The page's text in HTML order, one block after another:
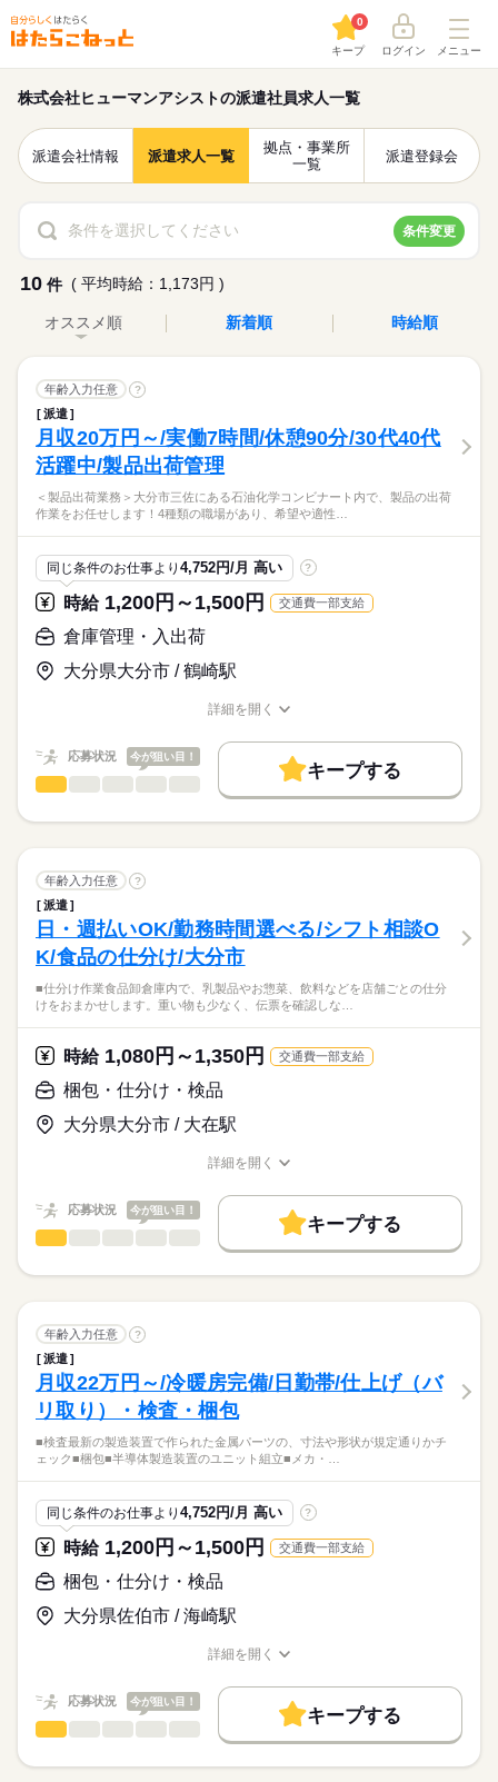
キープ
0
ログイン メニュー
株式会社ヒューマンアシストの派遣社員求人一覧
派遣会社情報 派遣求人一覧
拠点・事業所
一覧
派遣登録会
条件を選択してください 条件変更
10 件 ( 平均時給：1,173円 )
オススメ順 新着順 時給順
年齢入力任意 ?
派遣
月収20万円～/実働7時間/休憩90分/30代40代
活躍中/製品出荷管理
＜製品出荷業務＞大分市三佐にある石油化学コンビナート内で、製品の出荷
作業をお任せします！4種類の職場があり、希望や適性…
同じ条件のお仕事より 4,752円/月 高い ?
時給1,200円～1,500円 交通費一部支給
倉庫管理・入出荷
大分県大分市 / 鶴崎駅
男女の割合 男性
仕事の仕方 ひとりで みんなで
職場の様子
業界 その他
任せします！資格取得支援制度もあるから、入社後にフォーク
リフト免許を無料で取得することも可能♪
お仕事の特徴
50代活躍
正社員登用
募集条件
大量募集
交通費 即日スタート 主婦・主夫
10時～出社
週4日
働き方・環境
ブランクOK
産休・育休
資格支援
制服あり 日払い 週払い
禁煙・分煙
車OK
寮・社宅 ルーティン
続きを読む
製品の出荷作業をお任せします！
4種類の職場があり、
希望や適性に合わせた部署で勤務が可能です。
【具体的には…】
■出荷準備
■立体倉庫の製品を
■製品の保管や管理
＜フォークリフトオペレーター業務＞
フォークリフト資格と実務経験のある方には、
オペレーター業務もお任せします。
■稼ぎたい方には3交替勤務を用意
■日勤のみの部署も選択可能
応募資格
＜必須＞
■22：00～翌05：00は18歳未満不可
＜あれば尚可＞
■フォークリフト免許
■玉掛け免許
＜歓迎＞
＜活躍中＞
■10代～50代の男性スタッフ
給与 時給
【2年目～1年間】
時給1,250円
時給1,300円
■残業/深夜手当
■昇給：年1回
■日払い/週払い制度
※規定あり
■研修制度
・班体制でのOJT：1年間程度
…経験ある方も未経験の方も
安心のサポートでお待ちしています♪
※期間中、待遇に変動なし
■3交替制／入社1年6ヵ月の場合
月収273,000円
※残業/深夜手当を含む
■上限：13,000円/月
続きを読む
長期
08：00～16：30
■実働：7時間
■休憩：90分
・前半：15分
・中休み：60分
・後半：15分
※日勤のみの部署あり
休日・休暇 土曜 日曜 祝日
■シフト制
■月7日～8日
■指定休日
■有給休暇
応募する
詳細を開く
応募状況 今が狙い目！
キープする
年齢入力任意 ?
派遣
日・週払いOK/勤務時間選べる/シフト相談O
K/食品の仕分け/大分市
■仕分け作業食品卸倉庫内で、乳製品やお惣菜、飲料などを店舗ごとの仕分
けをおまかせします。重い物も少なく、伝票を確認しな…
時給1,080円～1,350円 交通費一部支給
梱包・仕分け・検品
大分県大分市 / 大在駅
男女の割合 男性
仕事の仕方 ひとりで みんなで
職場の様子
業界 その他
機会にヒューマンアシストで安心・快適にお仕事始めてみませ
んか♪
お仕事の特徴
基本特徴
募集条件
大量募集
即日スタート
主婦・主夫
続きを読む
梱包・仕分け・検品
乳製品やお惣菜、飲料などを
店舗ごとの仕分けをおまかせします。
重い物も少なく、
伝票を確認しながら
どなたでも始めやすい環境です。
倉庫作業が初めての方でも
スムーズに対応できます。
入社後は作業手順を丁寧にお教えします。
わからないことは
すぐに相談できますよ♪
コツコツ作業が好きな方にピッタリ
コミュニケーションが苦手な方も安心！
家庭の事情で昼間から
夜勤にシフトチェンジした方も活躍中。
応募資格
【応募資格】
■経験不問
■18歳以上（省令2号／深夜帯あり）
WワークOK
未経験者歓迎
●勤務時間をライフスタイルに合わせて
選べる職場をお探しの方
●20代、30代、40代、中高年活躍中
●寮完備でUターン、Iターンにおススメ
給与 時給
■日払い・週払いOK（規定あり）
…22：00～翌05：00の間
■給与
詳細を開く
応募状況 今が狙い目！
キープする
年齢入力任意 ?
派遣
月収22万円～/冷暖房完備/日勤帯/仕上げ（バ
リ取り）・検査・梱包
■検査最新の製造装置で作られた金属パーツの、寸法や形状が規定通りかチ
ェック■梱包■半導体製造装置のユニット組立■メカ・…
同じ条件のお仕事より 4,752円/月 高い ?
時給1,200円～1,500円 交通費一部支給
梱包・仕分け・検品
大分県佐伯市 / 海崎駅
男女の割合 男性
梱包・仕分け・検品
詳細を開く
応募状況 今が狙い目！
キープする